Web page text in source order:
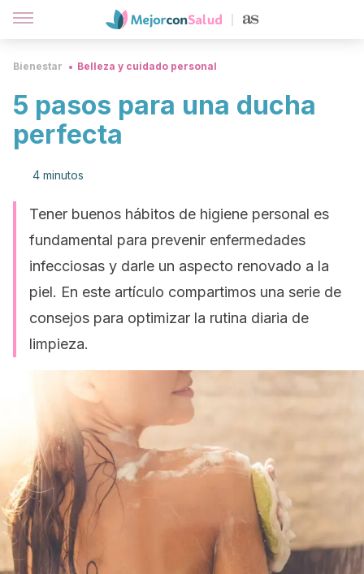
Bienestar Belleza y cuidado personal
5 pasos para una ducha
perfecta
4 minutos
Tener buenos hábitos de higiene personal es
fundamental para prevenir enfermedades
infecciosas y darle un aspecto renovado a la
piel. En este artículo compartimos una serie de
consejos para optimizar la rutina diaria de
limpieza.